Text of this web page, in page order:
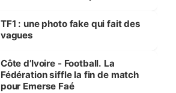
sur la scène internationale »
TF1 : une photo fake qui fait des
vagues
Côte d’Ivoire - Football. La
Fédération siffle la fin de match
pour Emerse Faé